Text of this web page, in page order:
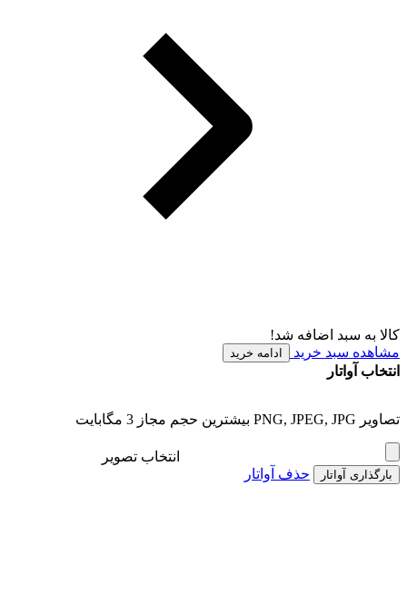
کالا به سبد اضافه شد!
مشاهده سبد خرید
ادامه خرید
انتخاب آواتار
تصاویر PNG, JPEG, JPG بیشترین حجم مجاز 3 مگابایت
انتخاب تصویر
بارگذاری آواتار حذف آواتار